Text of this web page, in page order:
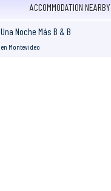
ACCOMMODATION NEARBY
Una Noche Más B & B
en Montevideo